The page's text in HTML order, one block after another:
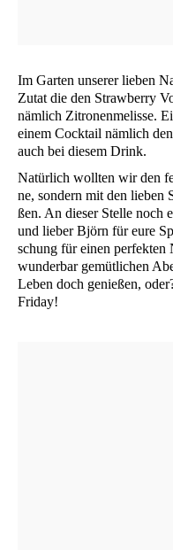
Im Gar­ten unse­rer lie­ben
Zutat die den Straw­ber­ry
näm­lich Zitro­nen­me­lis­se.
einem Cock­tail näm­lich
auch bei die­sem Drink.
Natür­lich woll­ten wir den
ne, son­dern mit den lie­ben
ßen. An die­ser Stel­le noch
und lie­ber Björn für eure
schung für einen per­fek­ten
wun­der­bar gemüt­li­chen
Leben doch genie­ßen,
Friday!